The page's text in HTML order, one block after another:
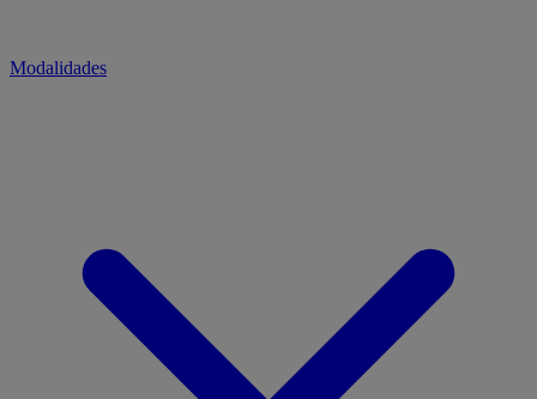
Modalidades